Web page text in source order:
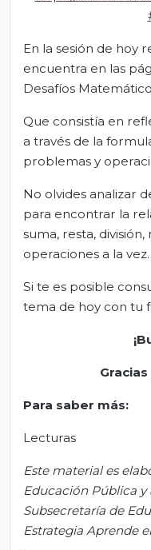
En la sesión de hoy
encuentra en las
Desafíos
Que consistía en
a través de la
problemas y
No olvides analizar
para encontrar la
suma, resta,
operaciones a la vez.
Si te es posible
tema de hoy con tu
Para saber más:
Lecturas
Este material es
Educación Pública
Subsecretaría de
Estrategia Aprende